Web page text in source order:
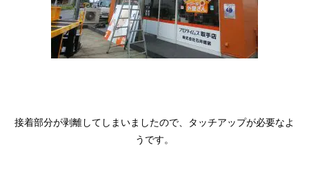
接着部分が剥離してしまいましたので、タッチアップが必要なよ
うです。